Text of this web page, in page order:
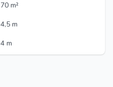
70 m²
4,5 m
4 m